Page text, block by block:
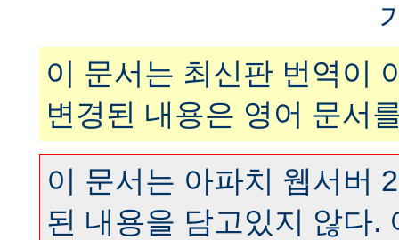
이 문서는 최신판 번역이
변경된 내용은 영어 문서
이 문서는 아파치 웹서버
된 내용을 담고있지 않다.